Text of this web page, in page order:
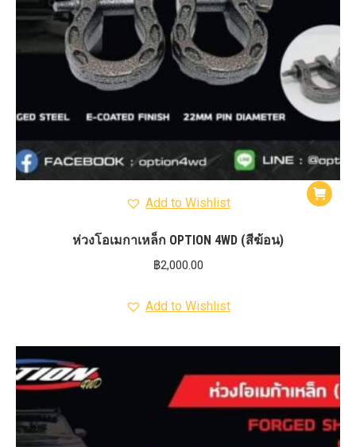
Add to Wishlist
ห่วงโอเมกาเหล็ก OPTION 4WD (สีฆ้อน)
฿2,000.00
Add to Wishlist